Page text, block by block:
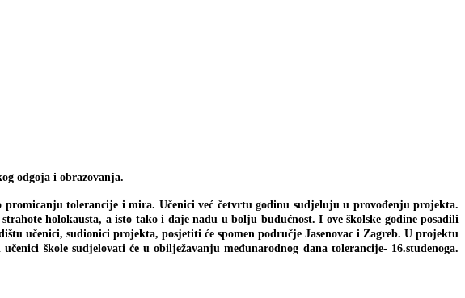
odgoja i obrazovanja.
tolerancije i mira. Učenici već četvrtu godinu sudjeluju u provođenju projekta.
holokausta, a isto tako i daje nadu u bolju budućnost. I ove školske godine posadili
učenici, sudionici projekta, posjetiti će spomen područje Jasenovac i Zagreb. U projektu
škole sudjelovati će u obilježavanju međunarodnog dana tolerancije- 16.studenoga.